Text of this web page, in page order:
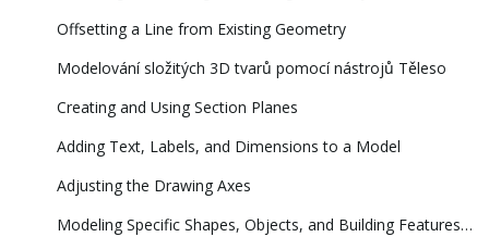
Offsetting a Line from Existing Geometry
Modelování složitých 3D tvarů pomocí nástrojů Těleso
Creating and Using Section Planes
Adding Text, Labels, and Dimensions to a Model
Adjusting the Drawing Axes
Modeling Specific Shapes, Objects, and Building Features in 3D